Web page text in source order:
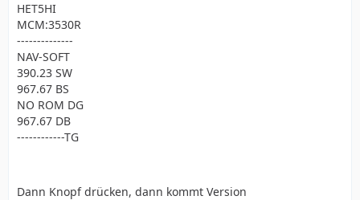
HET5HI
MCM:3530R
--------------
NAV-SOFT
390.23 SW
967.67 BS
NO ROM DG
967.67 DB
------------TG
Dann Knopf drücken, dann kommt Version